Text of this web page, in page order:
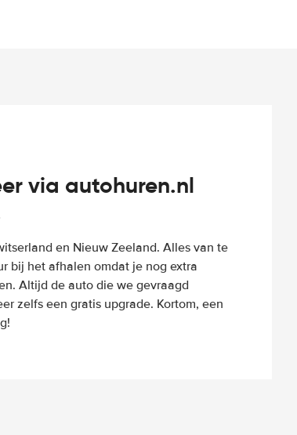
via autohuren.nl
en Nieuw Zeeland. Alles van te
bij het afhalen omdat je nog extra
Altijd de auto die we gevraagd
zelfs een gratis upgrade. Kortom, een